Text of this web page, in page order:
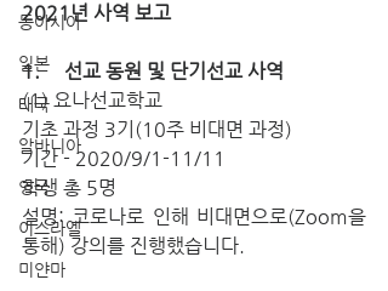
동아시아
일본
태국
알바니아
영국
이스라엘
미얀마
2021년 사역 보고
1.     선교 동원 및 단기선교 사역
(1) 요나선교학교
기초 과정 3기(10주 비대면 과정)
기간 - 2020/9/1-11/11
학생 총 5명
설명: 코로나로 인해 비대면으로(Zoom을
통해) 강의를 진행했습니다.